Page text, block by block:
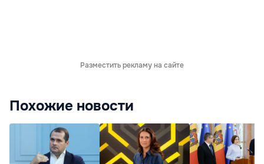
Разместить рекламу на сайте
Похожие новости